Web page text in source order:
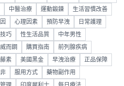
中醫治療 運動鍛鍊 生活習慣改善
心理因素 預防早洩 日常護理
巧 性生活品質 中年男性
而鋼 購買指南 前列腺疾病
素 美國黑金 早洩治療 正品保障
服用方式 藥物副作用